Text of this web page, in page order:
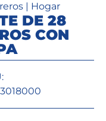
| Hogar
DE 28
CON